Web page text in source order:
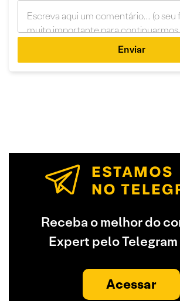
Enviar
Receba o melhor do
Expert pelo Telegram
Acessar